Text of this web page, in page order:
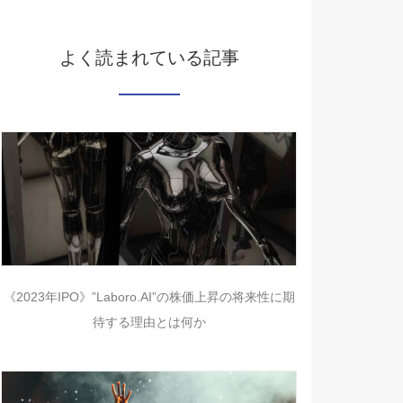
よく読まれている記事
《2023年IPO》”Laboro.AI”の株価上昇の将来性に期
待する理由とは何か